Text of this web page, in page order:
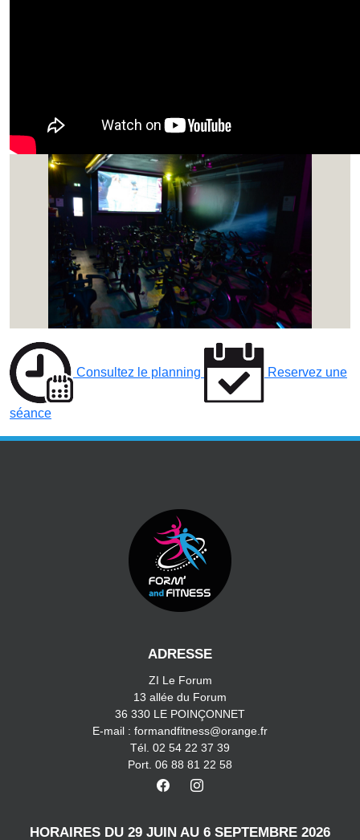
Consultez le planning Reservez une
séance
ADRESSE
ZI Le Forum
13 allée du Forum
36 330 LE POINÇONNET
E-mail : formandfitness@orange.fr
Tél. 02 54 22 37 39
Port. 06 88 81 22 58
HORAIRES DU 29 JUIN AU 6 SEPTEMBRE 2026